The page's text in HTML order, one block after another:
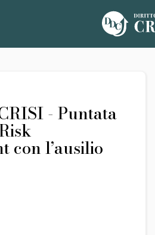
- Puntata
con l’ausilio